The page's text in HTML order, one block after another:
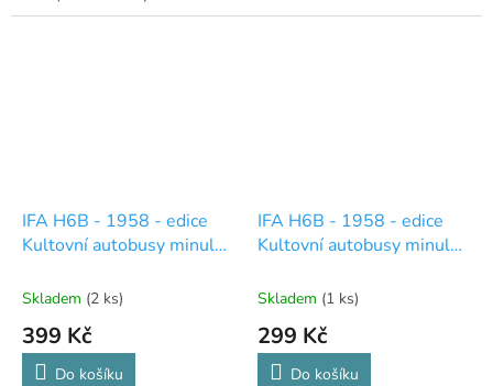
automobily od DeAgostini.
IFA H6B - 1958 - edice
Kultovní autobusy minulé
Skladem (2 ks)
399 Kč
Do košíku
IFA H6B - 1958 - edice
Kultovní autobusy minulé
Skladem (1 ks)
299 Kč
Do košíku